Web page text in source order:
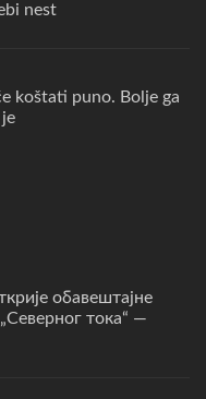
nest
koštati puno. Bolje ga
обавештајне
тока“ —